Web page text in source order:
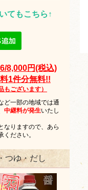
てもこちら↑
8,000円(税込)
1件分無料!!
もございます）
ど一部の地域では通
中継料が発生いたし
なりますので、あら
ください。
つゆ・だし